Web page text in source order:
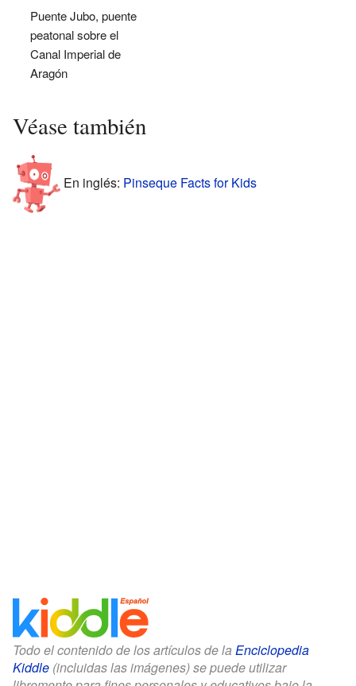
Puente Jubo, puente
peatonal sobre el
Canal Imperial de
Aragón
Véase también
En inglés: Pinseque Facts for Kids
Todo el contenido de los artículos de la Enciclopedia
Kiddle (incluidas las imágenes) se puede utilizar